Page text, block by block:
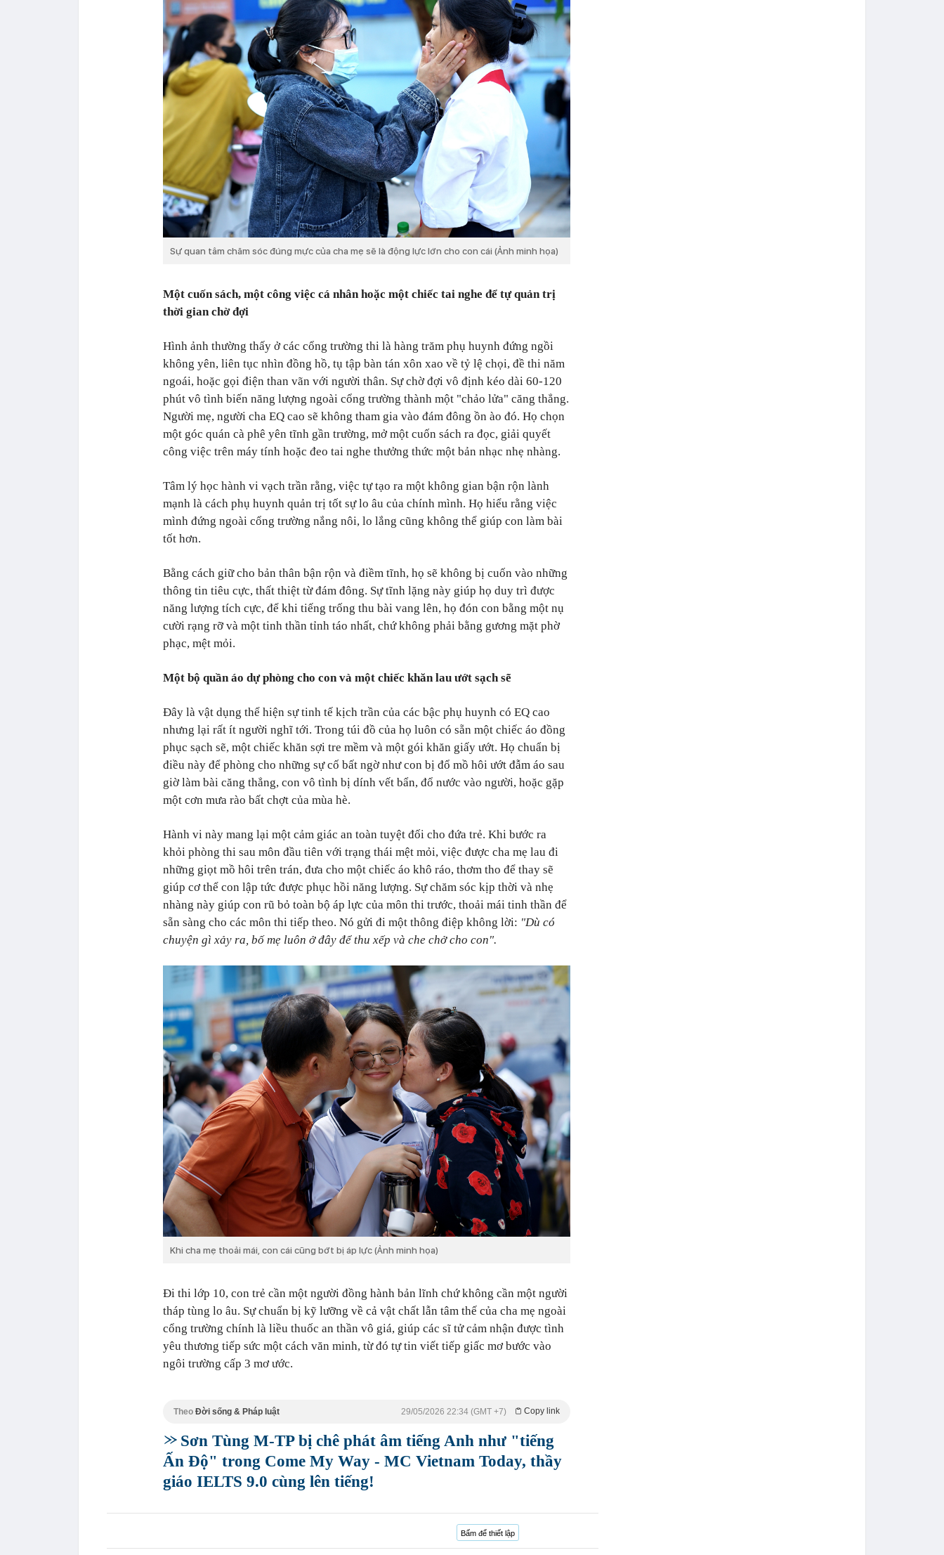
Sự quan tâm chăm sóc đúng mực của cha mẹ sẽ là động lực lớn cho con cái (Ảnh minh họa)
Một cuốn sách, một công việc cá nhân hoặc một chiếc tai nghe để tự quản trị
thời gian chờ đợi
Hình ảnh thường thấy ở các cổng trường thi là hàng trăm phụ huynh đứng ngồi
không yên, liên tục nhìn đồng hồ, tụ tập bàn tán xôn xao về tỷ lệ chọi, đề thi năm
ngoái, hoặc gọi điện than vãn với người thân. Sự chờ đợi vô định kéo dài 60-120
phút vô tình biến năng lượng ngoài cổng trường thành một "chảo lửa" căng thẳng.
Người mẹ, người cha EQ cao sẽ không tham gia vào đám đông ồn ào đó. Họ chọn
một góc quán cà phê yên tĩnh gần trường, mở một cuốn sách ra đọc, giải quyết
công việc trên máy tính hoặc đeo tai nghe thưởng thức một bản nhạc nhẹ nhàng.
Tâm lý học hành vi vạch trần rằng, việc tự tạo ra một không gian bận rộn lành
mạnh là cách phụ huynh quản trị tốt sự lo âu của chính mình. Họ hiểu rằng việc
mình đứng ngoài cổng trường nắng nôi, lo lắng cũng không thể giúp con làm bài
tốt hơn.
Bằng cách giữ cho bản thân bận rộn và điềm tĩnh, họ sẽ không bị cuốn vào những
thông tin tiêu cực, thất thiệt từ đám đông. Sự tĩnh lặng này giúp họ duy trì được
năng lượng tích cực, để khi tiếng trống thu bài vang lên, họ đón con bằng một nụ
cười rạng rỡ và một tinh thần tỉnh táo nhất, chứ không phải bằng gương mặt phờ
phạc, mệt mỏi.
Một bộ quần áo dự phòng cho con và một chiếc khăn lau ướt sạch sẽ
Đây là vật dụng thể hiện sự tinh tế kịch trần của các bậc phụ huynh có EQ cao
nhưng lại rất ít người nghĩ tới. Trong túi đồ của họ luôn có sẵn một chiếc áo đồng
phục sạch sẽ, một chiếc khăn sợi tre mềm và một gói khăn giấy ướt. Họ chuẩn bị
điều này để phòng cho những sự cố bất ngờ như con bị đổ mồ hôi ướt đẫm áo sau
giờ làm bài căng thẳng, con vô tình bị dính vết bẩn, đổ nước vào người, hoặc gặp
một cơn mưa rào bất chợt của mùa hè.
Hành vi này mang lại một cảm giác an toàn tuyệt đối cho đứa trẻ. Khi bước ra
khỏi phòng thi sau môn đầu tiên với trạng thái mệt mỏi, việc được cha mẹ lau đi
những giọt mồ hôi trên trán, đưa cho một chiếc áo khô ráo, thơm tho để thay sẽ
giúp cơ thể con lập tức được phục hồi năng lượng. Sự chăm sóc kịp thời và nhẹ
nhàng này giúp con rũ bỏ toàn bộ áp lực của môn thi trước, thoải mái tinh thần để
sẵn sàng cho các môn thi tiếp theo. Nó gửi đi một thông điệp không lời: "Dù có
chuyện gì xảy ra, bố mẹ luôn ở đây để thu xếp và che chở cho con".
Khi cha mẹ thoải mái, con cái cũng bớt bị áp lực (Ảnh minh họa)
Đi thi lớp 10, con trẻ cần một người đồng hành bản lĩnh chứ không cần một người
tháp tùng lo âu. Sự chuẩn bị kỹ lưỡng về cả vật chất lẫn tâm thế của cha mẹ ngoài
cổng trường chính là liều thuốc an thần vô giá, giúp các sĩ tử cảm nhận được tình
yêu thương tiếp sức một cách văn minh, từ đó tự tin viết tiếp giấc mơ bước vào
ngôi trường cấp 3 mơ ước.
Theo Đời sống & Pháp luật Copy link
29/05/2026 22:34 (GMT +7)
Sơn Tùng M-TP bị chê phát âm tiếng Anh như "tiếng
Ấn Độ" trong Come My Way - MC Vietnam Today, thầy
giáo IELTS 9.0 cùng lên tiếng!
Bấm để thiết lập